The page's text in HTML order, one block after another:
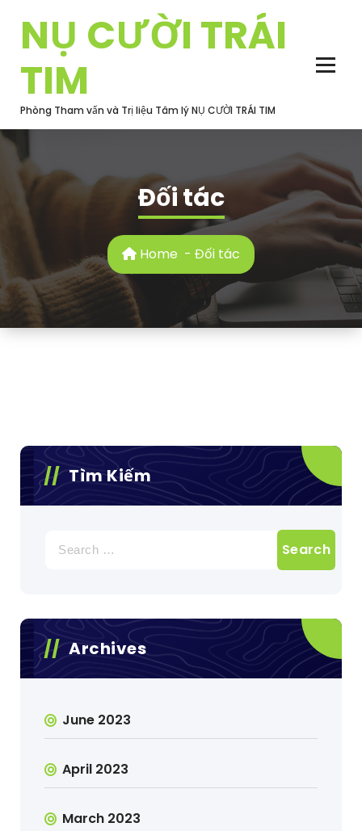
contentNỤ CƯỜI TRÁI
TIM
Phòng Tham vấn và Trị liệu Tâm lý NỤ CƯỜI TRÁI TIM
Đối tác
Home - Đối tác
Tìm Kiếm
for:
Archives
June 2023
April 2023
March 2023